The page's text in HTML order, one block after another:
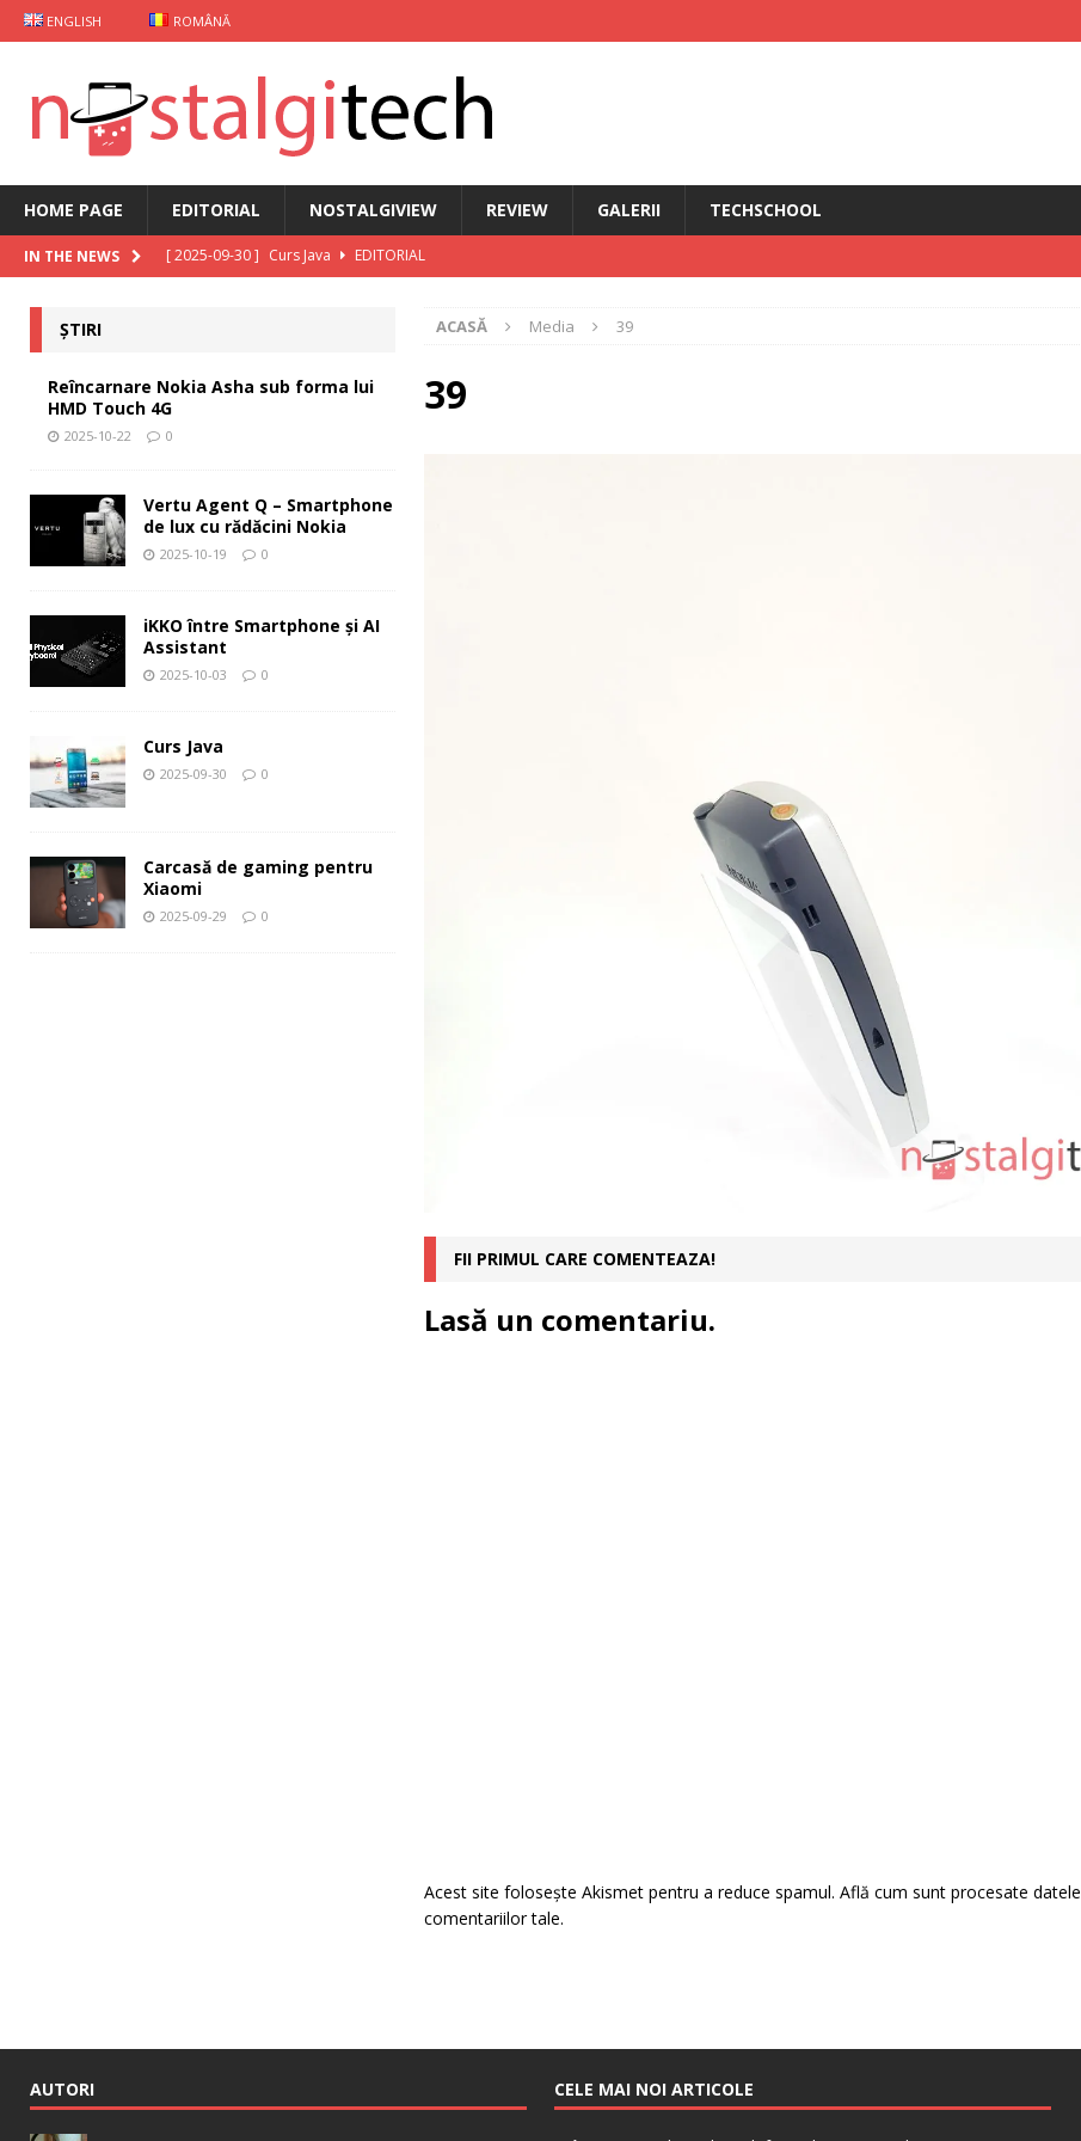
ENGLISH ROMÂNĂ
HOME PAGE EDITORIAL NOSTALGIVIEW REVIEW GALERII TECHSCHOOL
IN THE NEWS [ 2025-09-30 ] Curs Java
EDITORIAL
Reîncarnare Nokia Asha sub forma lui HMD Touch 4G
[ 2025-10-19 ]
Vertu Agent Q – Smartphone de lux cu rădăcini Nokia
[ 2025-10-03 ]
ACASĂ Media 39
39
FII PRIMUL CARE COMENTEAZA!
Lasă un comentariu.
Acest site folosește Akismet pentru a reduce spamul. Află cum sunt procesate datele
comentariilor tale.
ȘTIRI
Reîncarnare Nokia Asha sub forma lui
HMD Touch 4G
2025-10-22 0
Vertu Agent Q – Smartphone
de lux cu rădăcini Nokia
2025-10-19 0
iKKO între Smartphone și AI
Assistant
2025-10-03 0
Curs Java
2025-09-30 0
Carcasă de gaming pentru
Xiaomi
2025-09-29 0
AUTORI CELE MAI NOI ARTICOLE